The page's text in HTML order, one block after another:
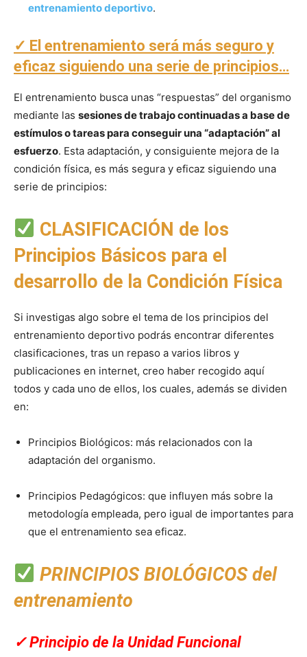
entrenamiento deportivo.
✓ El entrenamiento será más seguro y
eficaz siguiendo una serie de principios…
El entrenamiento busca unas “respuestas” del organismo
mediante las sesiones de trabajo continuadas a base de
estímulos o tareas para conseguir una “adaptación” al
esfuerzo. Esta adaptación, y consiguiente mejora de la
condición física, es más segura y eficaz siguiendo una
serie de principios:
CLASIFICACIÓN de los
Principios Básicos para el
desarrollo de la Condición Física
Si investigas algo sobre el tema de los principios del
entrenamiento deportivo podrás encontrar diferentes
clasificaciones, tras un repaso a varios libros y
publicaciones en internet, creo haber recogido aquí
todos y cada uno de ellos, los cuales, además se dividen
en:
Principios Biológicos: más relacionados con la
adaptación del organismo.
Principios Pedagógicos: que influyen más sobre la
metodología empleada, pero igual de importantes para
que el entrenamiento sea eficaz.
PRINCIPIOS BIOLÓGICOS del
entrenamiento
✓Principio de la Unidad Funcional